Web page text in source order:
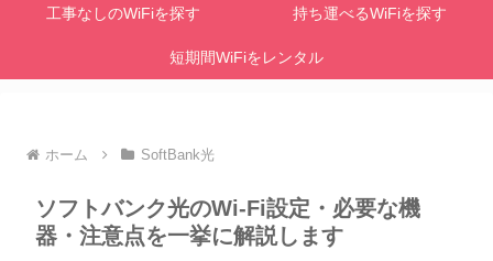
工事なしのWiFiを探す 持ち運べるWiFiを探す
短期間WiFiをレンタル
ホーム SoftBank光
ソフトバンク光のWi-Fi設定・必要な機
器・注意点を一挙に解説します